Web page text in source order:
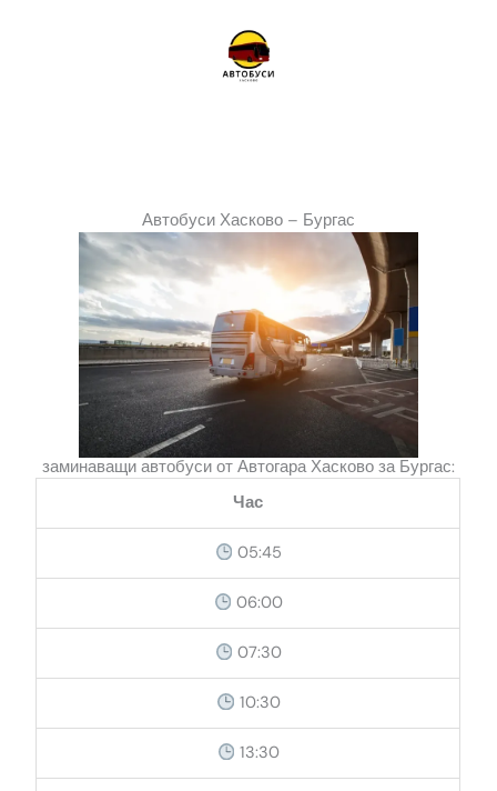
Автобуси Хасково – Бургас
заминаващи автобуси от Автогара Хасково за Бургас:
Час
05:45
06:00
07:30
10:30
13:30